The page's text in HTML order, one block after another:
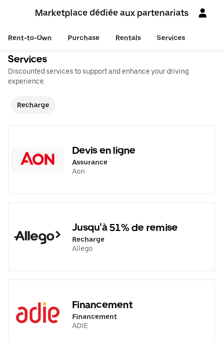
Marketplace dédiée aux partenariats
Rent-to-Own Purchase Rentals Services
Services
Discounted services to support and enhance your driving
experience.
Recharge
Devis en ligne
Assurance
Aon
Jusqu'à 51% de remise
Recharge
Allego
Financement
Financement
ADIE